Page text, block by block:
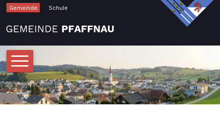
Navigieren in Pfaffnau
Schnellnavigation
Gemeinde Schule